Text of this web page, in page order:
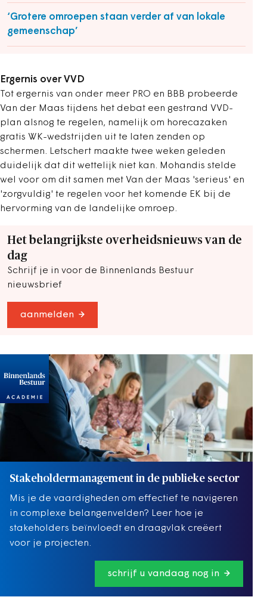
‘Grotere omroepen staan verder af van lokale
gemeenschap’
Ergernis over VVD
Tot ergernis van onder meer PRO en BBB probeerde
Van der Maas tijdens het debat een gestrand VVD-
plan alsnog te regelen, namelijk om horecazaken
gratis WK-wedstrijden uit te laten zenden op
schermen. Letschert maakte twee weken geleden
duidelijk dat dit wettelijk niet kan. Mohandis stelde
wel voor om dit samen met Van der Maas 'serieus' en
'zorgvuldig' te regelen voor het komende EK bij de
hervorming van de landelijke omroep.
Het belangrijkste overheidsnieuws van de
dag
Schrijf je in voor de Binnenlands Bestuur
nieuwsbrief
aanmelden
Stakeholdermanagement in de publieke sector
Mis je de vaardigheden om effectief te navigeren
in complexe belangenvelden? Leer hoe je
stakeholders beïnvloedt en draagvlak creëert
voor je projecten.
schrijf u vandaag nog in